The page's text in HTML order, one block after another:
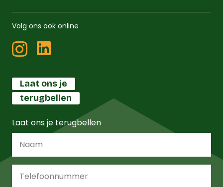
Volg ons ook online
Laat ons je
terugbellen
Laat ons je terugbellen
Telefoonnummer